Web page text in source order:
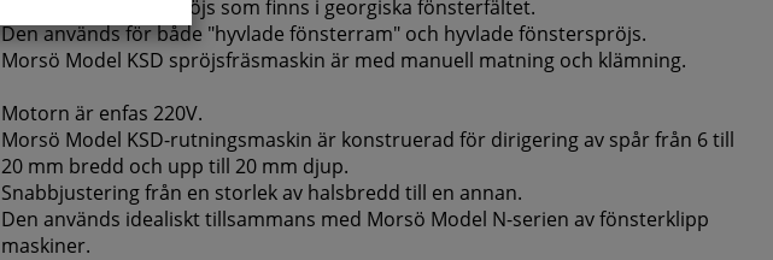
halvlånga fönsterspröjs som finns i georgiska fönsterfältet.
Den används för både "hyvlade fönsterram" och hyvlade fönsterspröjs.
Morsö Model KSD spröjsfräsmaskin är med manuell matning och klämning.
Motorn är enfas 220V.
Morsö Model KSD-rutningsmaskin är konstruerad för dirigering av spår från 6 till
20 mm bredd och upp till 20 mm djup.
Snabbjustering från en storlek av halsbredd till en annan.
Den används idealiskt tillsammans med Morsö Model N-serien av fönsterklipp
maskiner.